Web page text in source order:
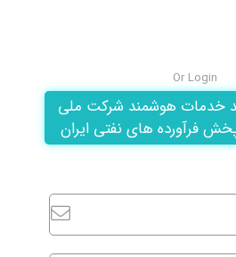
Or Login
خدمات هوشمند شرکت ملی
فرآورده های نفتی ایران